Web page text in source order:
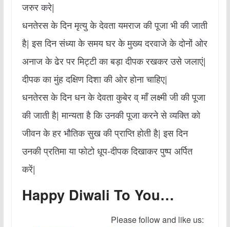
जरुर करे|
धनतेरस के दिन मृत्‍यु के देवता यमराज की पूजा भी की जाती
है| इस दिन संध्‍या के समय घर के मुख्‍य दरवाजे के दोनों ओर
अनाज के ढेर पर मिट्टी का बड़ा दीपक रखकर उसे जलाएं|
दीपक का मुंह दक्षिण दिशा की ओर होना चाहिए|
धनतेरस के दिन धन के देवता कुबेर व् माँ लक्ष्मी जी की पूजा
की जाती है| मान्‍यता है कि उनकी पूजा करने से व्‍यक्ति को
जीवन के हर भौतिक सुख की प्राप्‍ति होती है| इस दिन
उनकी प्रतिमा या फोटो धूप-दीपक दिखाकर पुष्‍प अर्पित
करें|
Happy Diwali To You…
Please follow and like us: